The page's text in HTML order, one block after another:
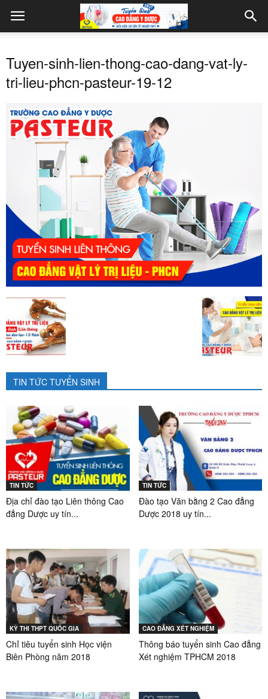
Tuyen-sinh-lien-thong-cao-dang-vat-ly-
tri-lieu-phcn-pasteur-19-12
TIN TỨC TUYỂN SINH
TIN TỨC
Địa chỉ đào tạo Liên thông Cao
đẳng Dược uy tín...
TIN TỨC
Đào tạo Văn bằng 2 Cao đẳng
Dược 2018 uy tín...
KỲ THI THPT QUỐC GIA
Chỉ tiêu tuyển sinh Học viện
Biên Phòng năm 2018
CAO ĐẲNG XÉT NGHIỆM
Thông báo tuyển sinh Cao đẳng
Xét nghiệm TPHCM 2018